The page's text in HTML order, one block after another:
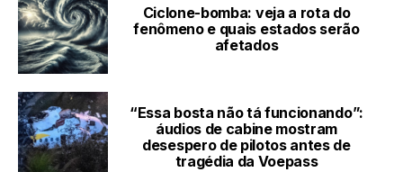
Ciclone-bomba: veja a rota do
fenômeno e quais estados serão
afetados
“Essa bosta não tá funcionando”:
áudios de cabine mostram
desespero de pilotos antes de
tragédia da Voepass